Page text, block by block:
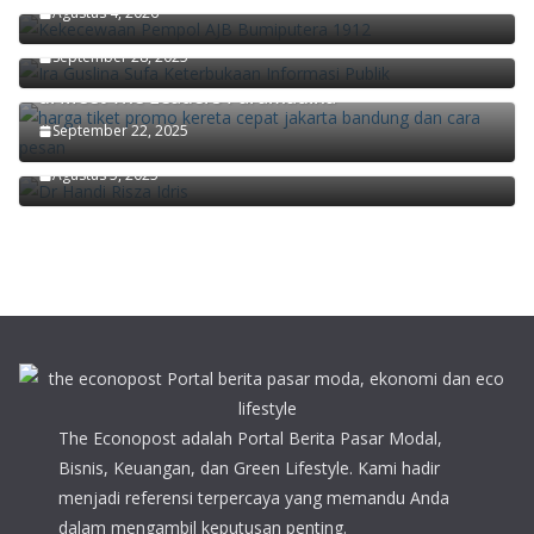
Agustus 4, 2026
Masyarakat yang Partisipatif
September 28, 2025
Didiek Hartantyo Ungkap Kunci Transformasi KAI
di Meet The Leaders Paramadina
September 22, 2025
Ekonom Paramadina Handi Risza: Pertumbuhan
Ekonomi Kuartal II/2025 Faktor Musiman
Agustus 5, 2025
The Econopost adalah Portal Berita Pasar Modal,
Bisnis, Keuangan, dan Green Lifestyle. Kami hadir
menjadi referensi terpercaya yang memandu Anda
dalam mengambil keputusan penting.